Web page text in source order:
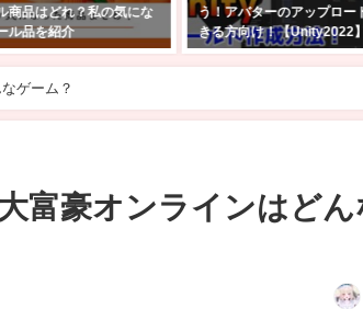
ターのアップロードがで
け！【Unity2022】
遊びたいゲームワールド10
2025年2月9日
ゲーム？
富豪オンラインはどん